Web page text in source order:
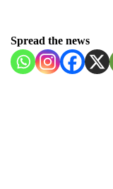
Spread the news